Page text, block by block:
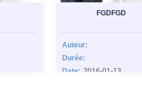
FGDFGD
Auteur:
Durée:
Date: 2016-01-13